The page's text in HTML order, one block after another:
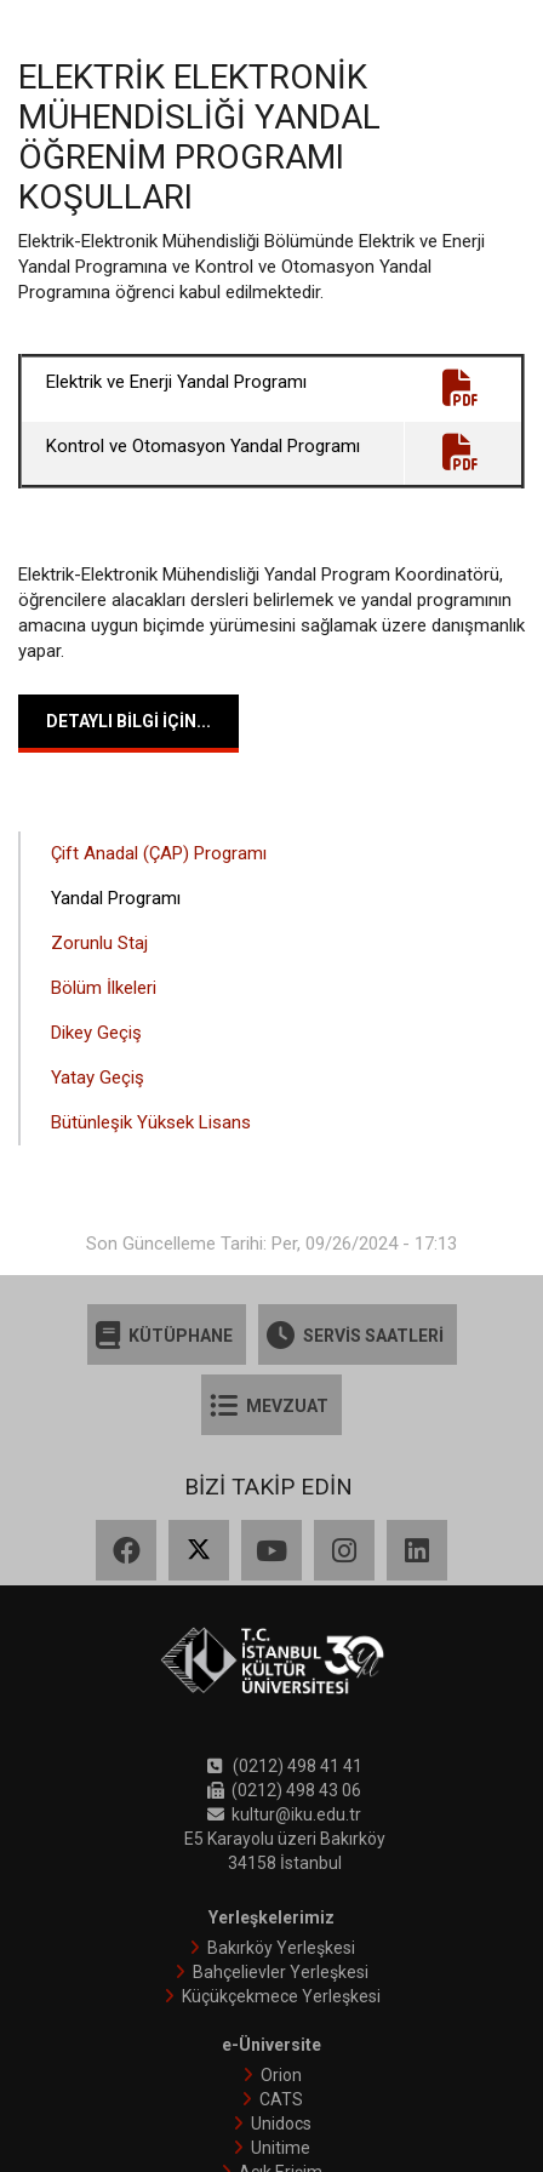
ELEKTRIK ELEKTRONIK
MÜHENDISLIĞI YANDAL
ÖĞRENIM PROGRAMI
KOŞULLARI
Elektrik-Elektronik Mühendisliği Bölümünde Elektrik ve Enerji
Yandal Programına ve Kontrol ve Otomasyon Yandal
Programına öğrenci kabul edilmektedir.
Elektrik ve Enerji Yandal Programı
Kontrol ve Otomasyon Yandal Programı
Elektrik-Elektronik Mühendisliği Yandal Program Koordinatörü,
öğrencilere alacakları dersleri belirlemek ve yandal programının
amacına uygun biçimde yürümesini sağlamak üzere danışmanlık
yapar.
DETAYLI BILGI IÇIN...
ANA
MENÜSÜ
Çift Anadal (ÇAP) Programı
Yandal Programı
Zorunlu Staj
Bölüm İlkeleri
Dikey Geçiş
Yatay Geçiş
Bütünleşik Yüksek Lisans
Son Güncelleme Tarihi: Per, 09/26/2024 - 17:13
KÜTÜPHANE SERVİS SAATLERİ
MEVZUAT
BİZİ TAKİP EDİN
(0212) 498 41 41
(0212) 498 43 06
kultur@iku.edu.tr
E5 Karayolu üzeri Bakırköy
34158 İstanbul
Yerleşkelerimiz
Bakırköy Yerleşkesi
Bahçelievler Yerleşkesi
Küçükçekmece Yerleşkesi
e-Üniversite
Orion
CATS
Unidocs
Unitime